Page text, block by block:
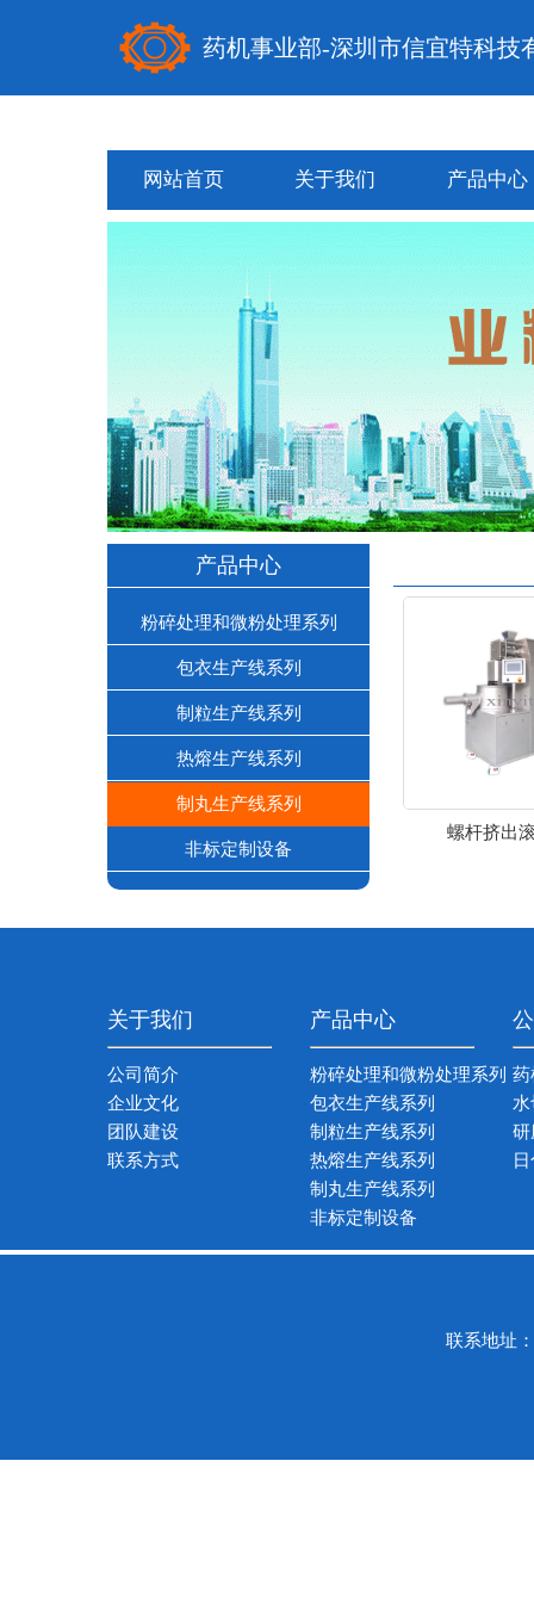
药机事业部-深圳市信宜特科技
网站首页 关于我们 产品中心
产品中心
粉碎处理和微粉处理系列
包衣生产线系列
制粒生产线系列
热熔生产线系列
制丸生产线系列
非标定制设备
螺杆挤出
关于我们
公司简介
企业文化
团队建设
联系方式
产品中心
粉碎处理和微粉处理系列
包衣生产线系列
制粒生产线系列
热熔生产线系列
制丸生产线系列
非标定制设备
药
研
联系地址